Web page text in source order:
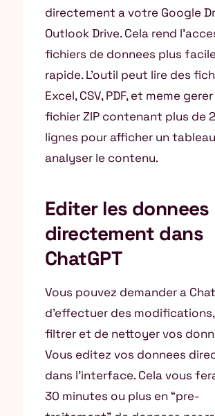
directement a votre Google
Outlook Drive. Cela rend
fichiers de donnees plus
rapide. L’outil peut lire des
Excel, CSV, PDF, et meme
fichier ZIP contenant plus de
lignes pour afficher un
analyser le contenu.
Editer les donnees
directement dans
ChatGPT
Vous pouvez demander a
d’effectuer des
filtrer et de nettoyer vos
Vous editez vos donnees
dans l’interface. Cela vous
30 minutes ou plus en “pre-